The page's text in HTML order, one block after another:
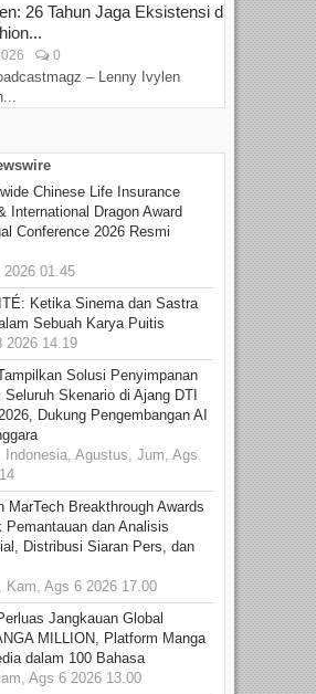
26 Tahun Jaga Eksistensi di
0
– Lenny Ivylen
Chinese Life Insurance
International Dragon Award
Conference 2026 Resmi
2026 01.45
Ketika Sinema dan Sastra
Sebuah Karya Puitis
2026 14.19
Solusi Penyimpanan
Seluruh Skenario di Ajang DTI
Dukung Pengembangan AI
Indonesia, Agustus, Jum, Ags
MarTech Breakthrough Awards
Pemantauan dan Analisis
Distribusi Siaran Pers, dan
Kam, Ags 6 2026 17.00
Jangkauan Global
MILLION, Platform Manga
dalam 100 Bahasa
Ags 6 2026 13.00